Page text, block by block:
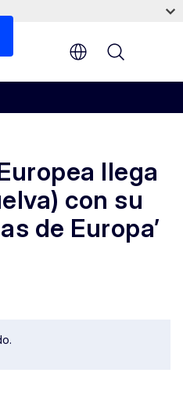
llega
con su
de Europa’